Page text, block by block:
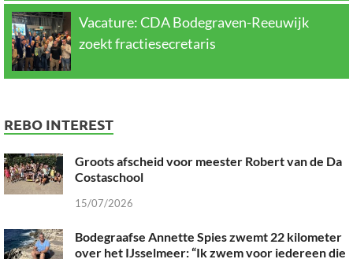
Vacature: CDA Bodegraven-Reeuwijk
zoekt fractiesecretaris
REBO INTEREST
Groots afscheid voor meester Robert van de Da
Costaschool
15/07/2026
Bodegraafse Annette Spies zwemt 22 kilometer
over het IJsselmeer: “Ik zwem voor iedereen die